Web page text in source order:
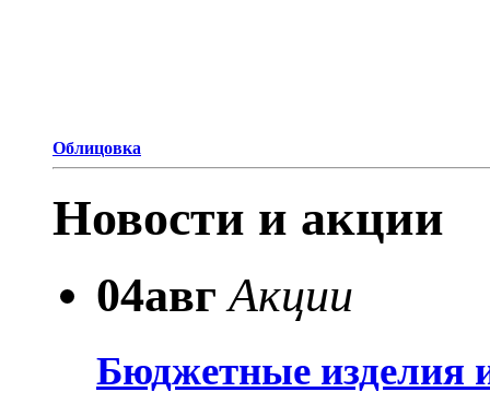
Облицовка
Новости и акции
04авг Акции
Бюджетные изделия